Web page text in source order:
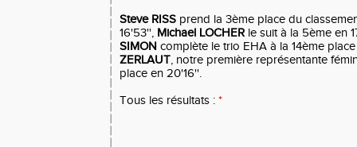
Steve RISS prend la 3ème place du
16'53'', Michael LOCHER le suit à la 5ème en
SIMON complète le trio EHA à la 14ème
ZERLAUT, notre première représentante
place en 20'16''.
Tous les résultats : *